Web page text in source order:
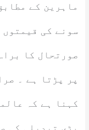
ماہرین کے
سونے کی
صورتحال کا
پر پڑتا ہے ۔
کہنا ہے کہ